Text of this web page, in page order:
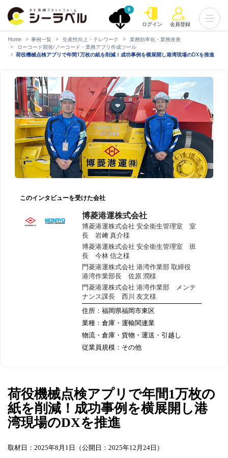
0
ログイン 会員登録
Home 事例一覧 生産性向上・テレワーク
業務効率化・業務改善
ローコード開発/ノーコード・業務アプリ作成ツール
荷役機械点検アプリで年間1万枚の紙を削減！成功事例を横展開し港湾現場のDXを推進
このインタビューを受けた会社
博菱港運株式会社
博菱港運株式会社 安全衛生管理室 室
長 岩﨑 真介様
博菱港運株式会社 安全衛生管理室 班
長 今林 信之様
門菱港運株式会社 港湾作業部 取締役
港湾作業部長 佐原 潤様
門菱港運株式会社 港湾作業部 メンテ
ナンス課長 西川 友文様
住所：福岡県福岡市東区
業種：倉庫・運輸関連業
物流・倉庫・貨物・運送・引越し
従業員規模：その他
荷役機械点検アプリで年間1万枚の
紙を削減！成功事例を横展開し港
湾現場のDXを推進
取材日：2025年8月1日（公開日：2025年12月24日）